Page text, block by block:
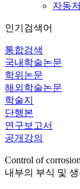
자동
인기검색어
통합검색
국내학술논문
학위논문
해외학술논문
학술지
단행본
연구보고서
공개강의
Control of
내부의 부식 및